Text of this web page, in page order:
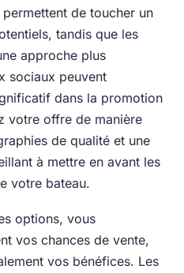
de toucher un
tandis que les
approche plus
sociaux peuvent
dans la promotion
votre offre de manière
de qualité et une
à mettre en avant les
votre bateau.
options, vous
vos chances de vente,
vos bénéfices. Les